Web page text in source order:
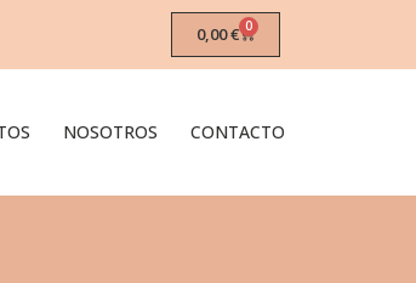
0,00€ 0
NOSOTROS CONTACTO